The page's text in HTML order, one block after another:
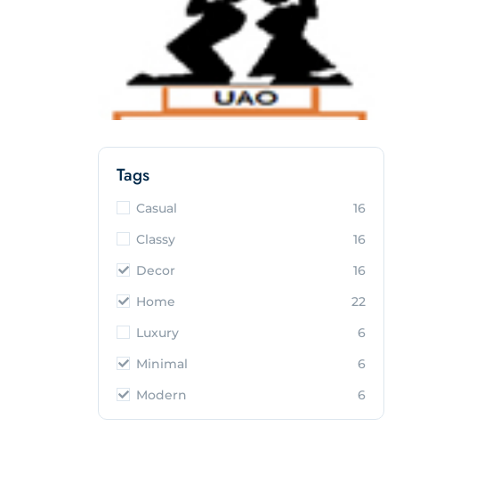
Tags
Casual
16
Classy
16
Decor
16
Home
22
Luxury
6
Minimal
6
Modern
6